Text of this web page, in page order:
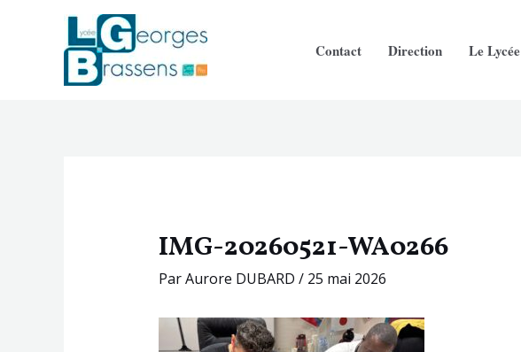
Contact Direction Le Lycée
IMG-20260521-WA0266
ParAurore DUBARD / 25 mai 2026
Navigation
des
articles